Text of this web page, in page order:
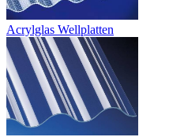
Acrylglas Wellplatten